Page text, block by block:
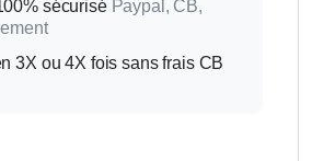
sécurisé Paypal, CB,
3X ou 4X fois sans frais CB